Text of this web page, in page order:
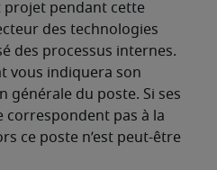
projet pendant cette
des technologies
des processus internes.
vous indiquera son
générale du poste. Si ses
correspondent pas à la
ce poste n’est peut-être